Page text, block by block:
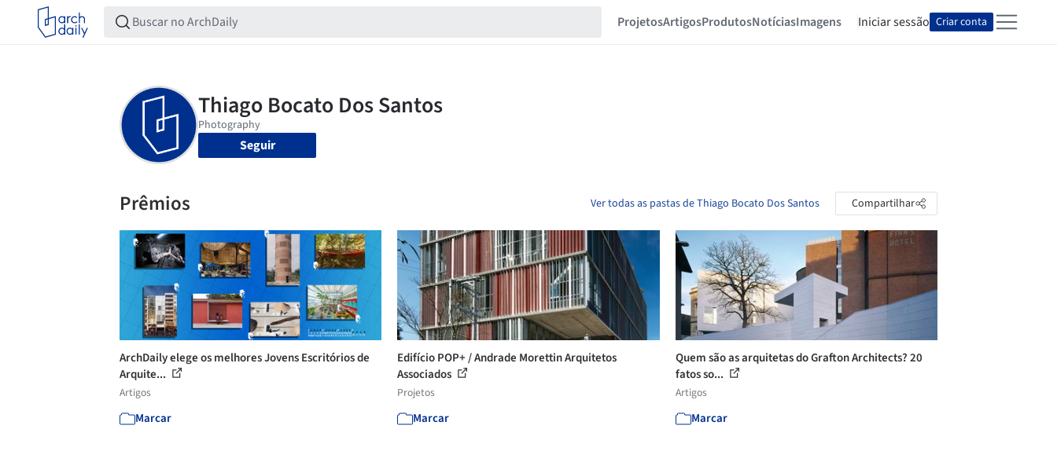
ProjetosArtigosProdutosNotíciasImagens Iniciar sessão Criar conta
Seguir
Prêmios Ver todas as pastas de Thiago Bocato Dos Santos Compartilhar
ArchDaily elege os melhores Jovens Escritórios de
Arquite...
Artigos
Marcar
Edifício POP+ / Andrade Morettin Arquitetos
Associados
Projetos
Marcar
Quem são as arquitetas do Grafton Architects? 20
fatos so...
Artigos
Marcar